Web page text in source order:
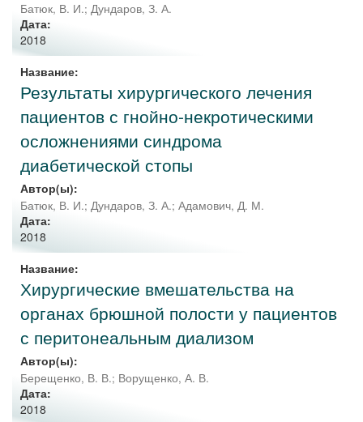
Батюк, В. И.; Дундаров, З. А.
Дата:
2018
Название:
Результаты хирургического лечения
пациентов с гнойно-некротическими
осложнениями синдрома
диабетической стопы
Автор(ы):
Батюк, В. И.; Дундаров, З. А.; Адамович, Д. М.
Дата:
2018
Название:
Хирургические вмешательства на
органах брюшной полости у пациентов
с перитонеальным диализом
Автор(ы):
Берещенко, В. В.; Ворущенко, А. В.
Дата:
2018